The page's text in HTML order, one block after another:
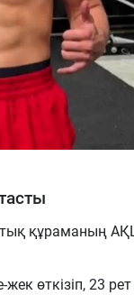
құраманың
өткізіп, 23